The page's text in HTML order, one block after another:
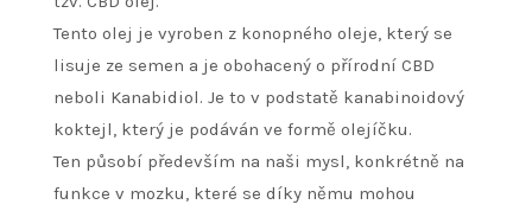
Tento olej je vyroben z konopného oleje, který se
lisuje ze semen a je obohacený o přírodní CBD
neboli Kanabidiol. Je to v podstatě kanabinoidový
koktejl, který je podáván ve formě olejíčku.
Ten působí především na naši mysl, konkrétně na
funkce v mozku, které se díky němu mohou